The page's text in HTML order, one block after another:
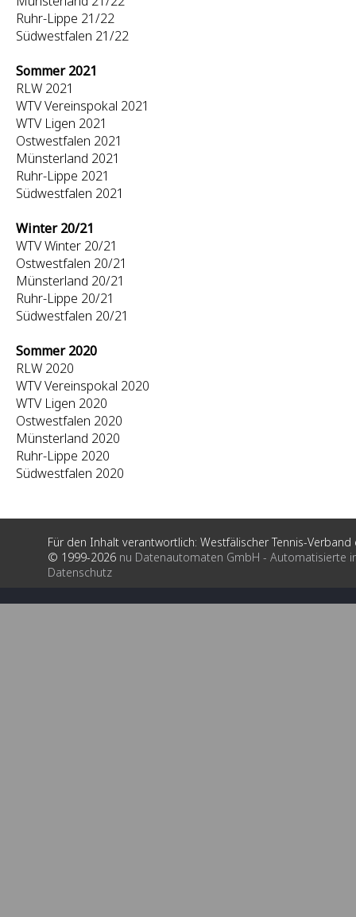
Ruhr-Lippe 21/22
Südwestfalen 21/22
Sommer 2021
RLW 2021
WTV Vereinspokal 2021
WTV Ligen 2021
Ostwestfalen 2021
Münsterland 2021
Ruhr-Lippe 2021
Südwestfalen 2021
Winter 20/21
WTV Winter 20/21
Ostwestfalen 20/21
Münsterland 20/21
Ruhr-Lippe 20/21
Südwestfalen 20/21
Sommer 2020
RLW 2020
WTV Vereinspokal 2020
WTV Ligen 2020
Ostwestfalen 2020
Münsterland 2020
Ruhr-Lippe 2020
Südwestfalen 2020
Für den Inhalt verantwortlich: Westfälischer Tennis-Verband
© 1999-2026 nu Datenautomaten GmbH - Automatisierte
Datenschutz